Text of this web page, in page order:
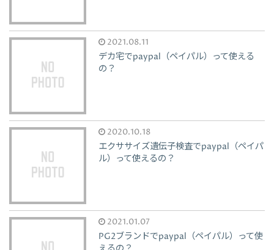
2021.08.11
デカ宅でpaypal（ペイパル）って使える
の？
2020.10.18
エクササイズ遺伝子検査でpaypal（ペイパ
ル）って使えるの？
2021.01.07
PG2ブランドでpaypal（ペイパル）って使